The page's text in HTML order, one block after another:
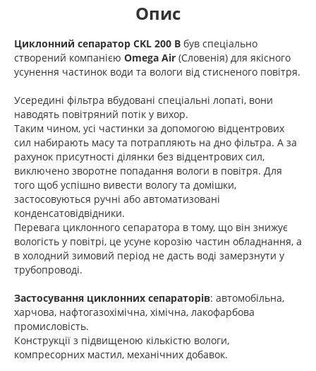
Опис
Циклонний сепаратор CKL 200 B був спеціально
створений компанією Omega Air (Словенія) для якісного
усунення частинок води та вологи від стисненого повітря.
Усередині фільтра вбудовані спеціальні лопаті, вони
наводять повітряний потік у вихор.
Таким чином, усі частинки за допомогою відцентрових
сил набирають масу та потрапляють на дно фільтра. А за
рахунок присутності ділянки без відцентрових сил,
виключено зворотне попадання вологи в повітря. Для
того щоб успішно вивести вологу та домішки,
застосовуються ручні або автоматизовані
конденсатовідвідники.
Перевага циклонного сепаратора в тому, що він знижує
вологість у повітрі, це усуне корозію частин обладнання, а
в холодний зимовий період не дасть воді замерзнути у
трубопроводі.
Застосування циклонних сепараторів: автомобільна,
харчова, нафтогазохімічна, хімічна, лакофарбова
промисловість.
Конструкції з підвищеною кількістю вологи,
компресорних мастил, механічних добавок.